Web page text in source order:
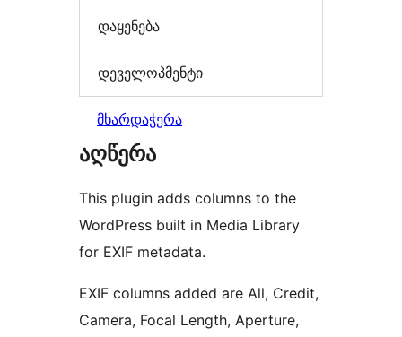
დაყენება
დეველოპმენტი
მხარდაჭერა
აღწერა
This plugin adds columns to the
WordPress built in Media Library
for EXIF metadata.
EXIF columns added are All, Credit,
Camera, Focal Length, Aperture,